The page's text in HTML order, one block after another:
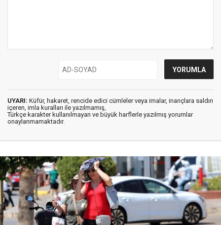
UYARI: Küfür, hakaret, rencide edici cümleler veya imalar, inançlara saldırı
içeren, imla kuralları ile yazılmamış,
Türkçe karakter kullanılmayan ve büyük harflerle yazılmış yorumlar
onaylanmamaktadır.